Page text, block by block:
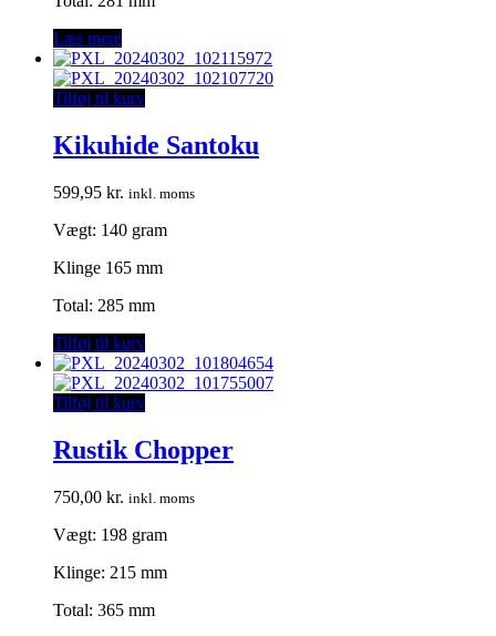
Læs mere
Tilføj til kurv
Kikuhide Santoku
599,95 kr. inkl. moms
Vægt: 140 gram
Klinge 165 mm
Total: 285 mm
Tilføj til kurv
Tilføj til kurv
Rustik Chopper
750,00 kr. inkl. moms
Vægt: 198 gram
Klinge: 215 mm
Total: 365 mm